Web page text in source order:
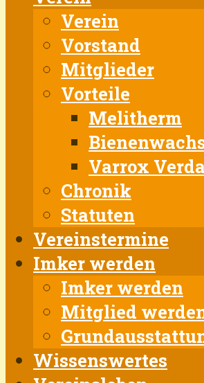
Verein
Vorstand
Mitglieder
Vorteile
Melitherm
Varrox
Chronik
Statuten
Vereinstermine
Imker werden
Imker werden
Mitglied
Wissenswertes